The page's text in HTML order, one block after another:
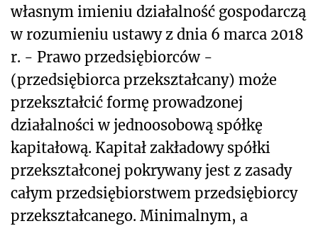
własnym imieniu działalność gospodarczą
w rozumieniu ustawy z dnia 6 marca 2018
r. - Prawo przedsiębiorców -
(przedsiębiorca przekształcany) może
przekształcić formę prowadzonej
działalności w jednoosobową spółkę
kapitałową. Kapitał zakładowy spółki
przekształconej pokrywany jest z zasady
całym przedsiębiorstwem przedsiębiorcy
przekształcanego. Minimalnym, a